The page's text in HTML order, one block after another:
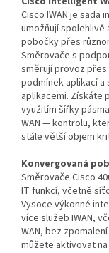
Cisco IWAN je
umožňují
pobočky přes
Směrovače s
směrují provoz přes
podmínek aplikací
aplikacemi. Získáte
využitím šířky
WAN — kontrolu,
stále větší objem
Konvergovaná
Směrovače Cisco
IT funkcí, včetně
Vysoce výkonné
více služeb IWAN,
WAN, bez
můžete aktivovat